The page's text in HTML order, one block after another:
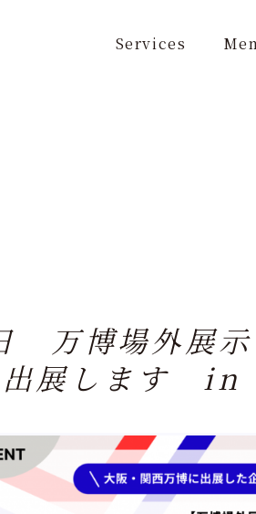
Services
万博場外展示
出展します